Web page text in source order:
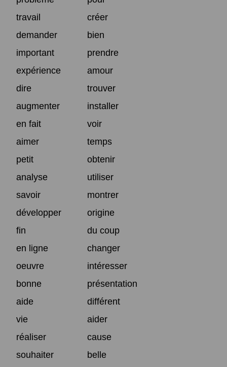
travail
créer
demander
bien
important
prendre
expérience
amour
dire
trouver
augmenter
installer
en fait
voir
aimer
temps
petit
obtenir
analyse
utiliser
savoir
montrer
développer
origine
fin
du coup
en ligne
changer
oeuvre
intéresser
bonne
présentation
aide
différent
vie
aider
réaliser
cause
souhaiter
belle